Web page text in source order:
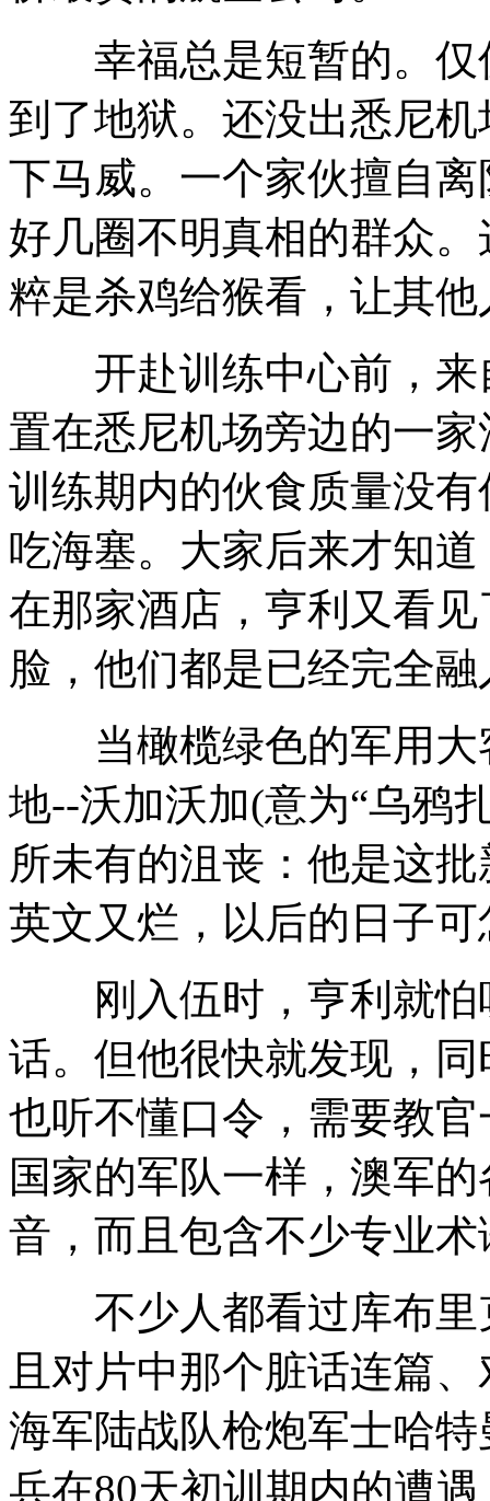
幸福总是短暂的。仅
到了地狱。还没出悉尼
下马威。一个家伙擅自
好几圈不明真相的群众
粹是杀鸡给猴看，让其
开赴训练中心前，来
置在悉尼机场旁边的一
训练期内的伙食质量没
吃海塞。大家后来才知
在那家酒店，亨利又看
脸，他们都是已经完全
当橄榄绿色的军用大
地--沃加沃加(意为“乌鸦
所未有的沮丧：他是这
英文又烂，以后的日子
刚入伍时，亨利就怕
话。但他很快就发现，
也听不懂口令，需要教
国家的军队一样，澳军
音，而且包含不少专业术
不少人都看过库布里
且对片中那个脏话连篇
海军陆战队枪炮军士哈
兵在80天初训期内的遭